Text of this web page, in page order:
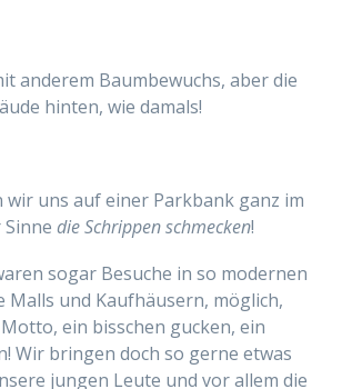
anderem Baumbewuchs, aber die
hinten, wie damals!
wir uns auf einer Parkbank ganz im
die Schrippen schmecken!
sogar Besuche in so modernen
Malls und Kaufhäusern, möglich,
ein bisschen gucken, ein
Wir bringen doch so gerne etwas
jungen Leute und vor allem die